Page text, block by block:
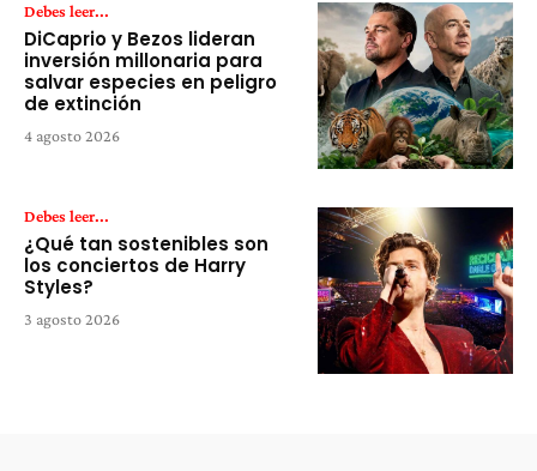
Debes leer...
DiCaprio y Bezos lideran
inversión millonaria para
salvar especies en peligro
de extinción
4 agosto 2026
Debes leer...
¿Qué tan sostenibles son
los conciertos de Harry
Styles?
3 agosto 2026